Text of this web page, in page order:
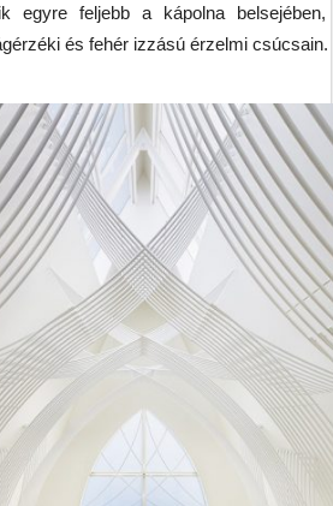
egyre feljebb a kápolna
és fehér izzású érzelmi csúcsain.